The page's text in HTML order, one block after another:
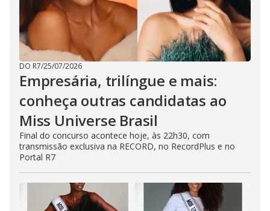
DO R7/25/07/2026
Empresária, trilíngue e mais:
conheça outras candidatas ao
Miss Universe Brasil
Final do concurso acontece hoje, às 22h30, com
transmissão exclusiva na RECORD, no RecordPlus e no
Portal R7